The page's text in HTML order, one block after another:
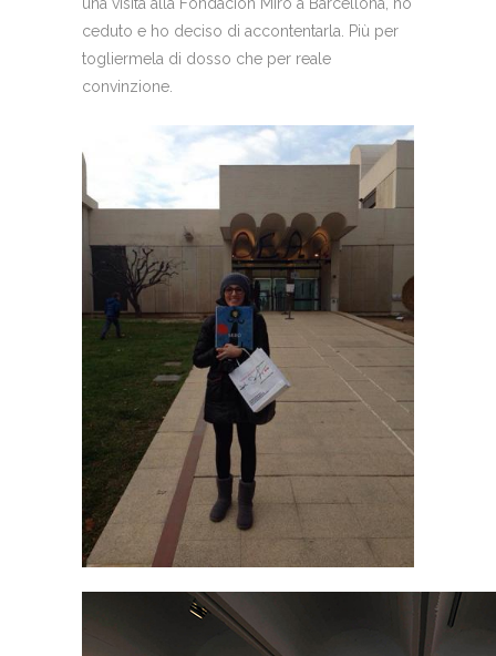
ceduto e ho deciso di accontentarla. Più per
togliermela di dosso che per reale
convinzione.